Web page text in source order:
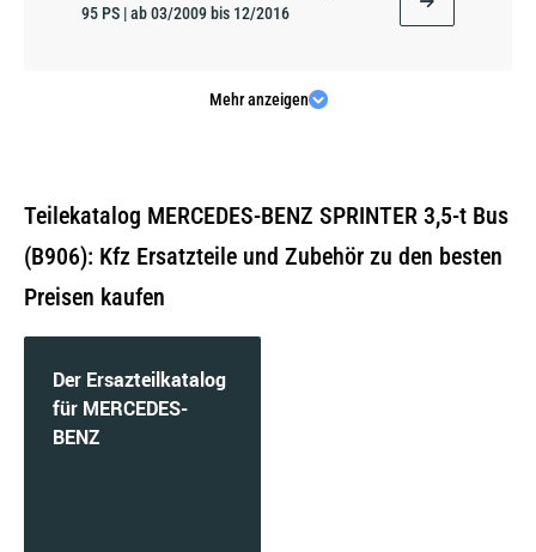
95 PS | ab 03/2009 bis 12/2016
311 CDI (906.731, 906.733, 906.735) | 84 KW /
311 CDI 4x4 (906.731, 906.733, 906.735) | 80
Mehr anzeigen
Teilekatalog MERCEDES-BENZ SPRINTER 3,5-t Bus
(B906): Kfz Ersatzteile und Zubehör zu den besten
Preisen kaufen
Der Ersazteilkatalog
für MERCEDES-
BENZ